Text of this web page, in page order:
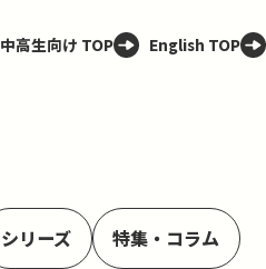
中高生向け TOP English TOP
シリーズ
特集・コラム